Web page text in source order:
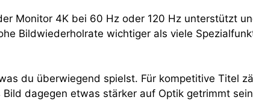
Monitor 4K bei 60 Hz oder 120 Hz unterstützt
Bildwiederholrate wichtiger als viele
du überwiegend spielst. Für kompetitive Titel
dagegen etwas stärker auf Optik getrimmt